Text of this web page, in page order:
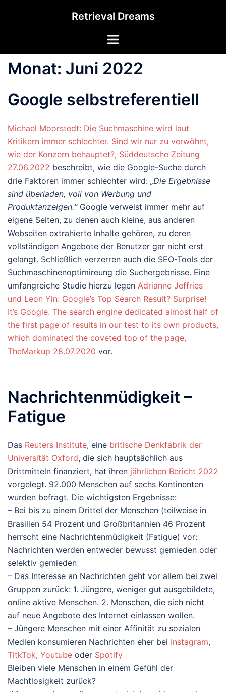
Retrieval Dreams
Menü
Monat: Juni 2022
Google selbstreferentiell
Michael Moorstedt: Die Suchmaschine wird laut
Kritikern immer schlechter. Sind wir nur zu verwöhnt,
wie der Konzern behauptet?, Süddeutsche Zeitung
27.06.2022 beschreibt, wie die Google-Suche durch
drie Faktoren immer schlechter wird: „Die Ergebnisse
sind überladen, voll von Werbung und
Produktanzeigen.“Google verweist immer mehr auf
eigene Seiten, zu denen auch kleine, aus anderen
Webseiten extrahierte Inhalte gehören, zu deren
vollständigen Angebote der Benutzer gar nicht erst
gelangt. Schließlich verzerren auch die SEO-Tools der
Suchmaschinenoptimireung die Suchergebnisse. Eine
umfangreiche Studie hierzu legen Adrianne Jeffries
und Leon Yin: Google’s Top Search Result? Surprise!
It’s Google. The search engine dedicated almost half of
the first page of results in our test to its own products,
which dominated the coveted top of the page,
TheMarkup 28.07.2020 vor.
Nachrichtenmüdigkeit –
Fatigue
Das Reuters Institute, eine britische Denkfabrik der
Universität Oxford, die sich hauptsächlich aus
Drittmitteln finanziert, hat ihren jährlichen Bericht 2022
vorgelegt. 92.000 Menschen auf sechs Kontinenten
wurden befragt. Die wichtigsten Ergebnisse:
– Bei bis zu einem Drittel der Menschen (teilweise in
Brasilien 54 Prozent und Großbritannien 46 Prozent
herrscht eine Nachrichtenmüdigkeit (Fatigue) vor:
Nachrichten werden entweder bewusst gemieden oder
selektiv gemieden
– Das Interesse an Nachrichten geht vor allem bei zwei
Gruppen zurück: 1. Jüngere, weniger gut ausgebildete,
online aktive Menschen. 2. Menschen, die sich nicht
auf neue Angebote des Internet einlassen wollen.
– Jüngere Menschen mit einer Affinität zu sozialen
Medien konsumieren Nachrichten eher bei Instagram,
TitkTok, Youtube oder Spotify
Bleiben viele Menschen in einem Gefühl der
Machtlosigkeit zurück?